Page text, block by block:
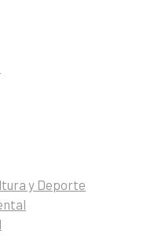
y Deporte